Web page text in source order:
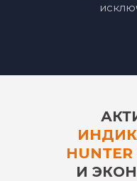
HUNTER
И